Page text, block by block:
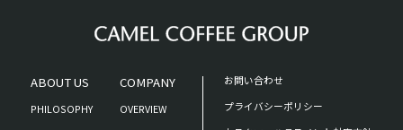
ABOUT US
PHILOSOPHY
COMPANY
OVERVIEW
お問い合わせ
プライバシーポリシー